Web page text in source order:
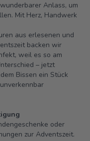
Anlass, um
Mit Herz, Handwerk
aus erlesenen und
backen wir
weil es so am
– jetzt
Bissen ein Stück
oder
zur Adventszeit.